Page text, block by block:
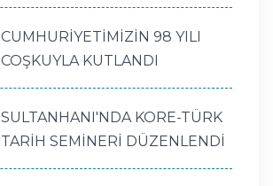
CUMHURİYETİMİZİN 98 YILI
COŞKUYLA KUTLANDI
SULTANHANI'NDA KORE-TÜRK
TARİH SEMİNERİ DÜZENLENDİ